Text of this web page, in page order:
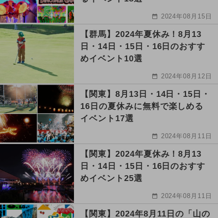
2024年08月15日
【群馬】2024年夏休み！8月13
日・14日・15日・16日のおすす
めイベント10選
2024年08月12日
【関東】8月13日・14日・15日・
16日の夏休みに無料で楽しめる
イベント17選
2024年08月11日
【関東】2024年夏休み！8月13
日・14日・15日・16日のおすす
めイベント25選
2024年08月11日
【関東】2024年8月11日の「山の